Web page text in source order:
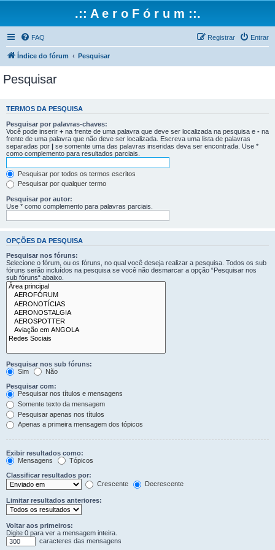
.:: A e r o F ó r u m ::.
FAQ Entrar
Registrar
Índice do fórum Pesquisar
Pesquisar
TERMOS DA PESQUISA
Pesquisar por palavras-chaves:
Você pode inserir + na frente de uma palavra que deve ser localizada na pesquisa e - na
frente de uma palavra que não deve ser localizada. Escreva uma lista de palavras
separadas por | se somente uma das palavras inseridas deva ser encontrada. Use *
como complemento para resultados parciais.
Pesquisar por todos os termos escritos
Pesquisar por qualquer termo
Pesquisar por autor:
Use * como complemento para palavras parciais.
OPÇÕES DA PESQUISA
Pesquisar nos fóruns:
Selecione o fórum, ou os fóruns, no qual você deseja realizar a pesquisa. Todos os sub
fóruns serão incluídos na pesquisa se você não desmarcar a opção “Pesquisar nos
sub fóruns“ abaixo.
Pesquisar nos sub fóruns:
Sim
Não
Pesquisar com:
Pesquisar nos títulos e mensagens
Somente texto da mensagem
Pesquisar apenas nos títulos
Apenas a primeira mensagem dos tópicos
Exibir resultados como:
Mensagens
Tópicos
Classificar resultados por:
Crescente
Decrescente
Limitar resultados anteriores:
Voltar aos primeiros:
Digite 0 para ver a mensagem inteira.
caracteres das mensagens